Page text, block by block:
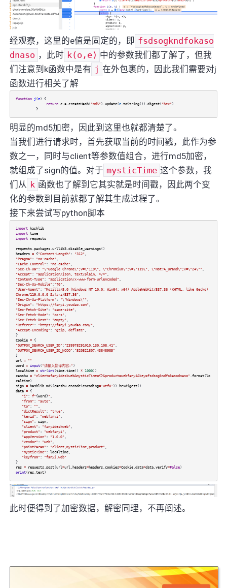
经观察，这里的e值是固定的，即 fsdsogkndfokaso
dnaso ，此时 k(o,e) 中的参数我们都了解了，但我
们注意到k函数中是有 j 在外包裹的，因此我们需要对j
函数进行相关了解
function j (e) {
return c.a.createHash( "md5" ).update(e.toString()).digest( "hex" )
}
明显的md5加密，因此到这里也就都清楚了。
当我们进行请求时，首先获取当前的时间戳，此作为参
数之一，同时与client等参数值组合，进行md5加密，
就组成了sign的值。对于 mysticTime 这个参数，我
们从 k 函数也了解到它其实就是时间戳，因此两个变
化的参数到目前就都了解其生成过程了。
接下来尝试写python脚本
import hashlib
import time
import requests
requests.packages.urllib3.disable_warnings()
headers ={"Content-Length" : "312" ,
"Pragma" : "no-cache" ,
"Cache-Control" : "no-cache" ,
"Sec-Ch-Ua" : "\"Google Chrome\";v=\"119\", \"Chromium\";v=\"119\", \"Not?A_Brand\";v=\"24\"" ,
"Accept" : "application/json, text/plain, */*" ,
"Content-Type" : "application/x-www-form-urlencoded" ,
"Sec-Ch-Ua-Mobile" : "?0" ,
"User-Agent" :
"Mozilla/5.0 (Windows NT 10.0; Win64; x64) AppleWebKit/537.36 (KHTML, like Gecko)
Chrome/119.0.0.0 Safari/537.36" ,
"Sec-Ch-Ua-Platform" : "\"Windows\"" ,
"Origin" : "https://fanyi.youdao.com" ,
"Sec-Fetch-Site" : "same-site" ,
"Sec-Fetch-Mode" : "cors" ,
"Sec-Fetch-Dest" : "empty" ,
"Referer" : "https://fanyi.youdao.com/" ,
"Accept-Encoding" : "gzip, deflate" ,
}
Cookie ={
"OUTFOX_SEARCH_USER_ID" : "239978291@10.130.108.41" ,
"OUTFOX_SEARCH_USER_ID_NCOO" : "520521807.43848985"
}
url = ""
word = input( "请输入翻译内容:" )
localtime = str(int(time.time() * 1000))
canshu = "client=fanyideskweb&mysticTime={}&product=webfanyi&key=fsdsogkndfokasodnaso" .format(lo
caltime)
sign = hashlib.md5(canshu.encode(encoding='utf8' )). hexdigest()
data ={
"i" : f"{word}" ,
"from" : "auto" ,
"to" : "" ,
"dictResult" : "true" ,
"keyid" : "webfanyi" ,
"sign" : sign,
"client" : "fanyideskweb" ,
"product" : "webfanyi" ,
"appVersion" : "1.0.0" ,
"vendor" : "web" ,
"pointParam" : "client,mysticTime,product" ,
"mysticTime" : localtime,
"keyfrom" :
"fanyi.web"
}
res = requests.post(url=url, headers=headers,cookies=Cookie,data=data,verify=False)
print( res.text)
此时便得到了加密数据，解密同理，不再阐述。